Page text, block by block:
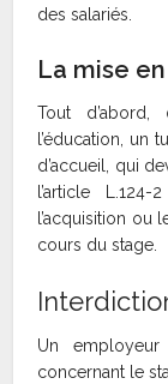
des salariés.
La mise
Tout d’abord,
l’éducation, un
d’accueil, qui
l’article
l’acquisition ou
cours du stage.
Un
concernant le